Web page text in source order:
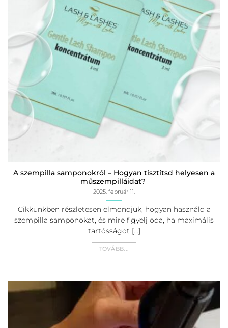
A szempilla samponokról – Hogyan tisztítsd helyesen a
műszempilláidat?
2025. február 11.
Cikkünkben részletesen elmondjuk, hogyan használd a
szempilla samponokat, és mire figyelj oda, ha maximális
tartósságot [...]
TOVÁBB...